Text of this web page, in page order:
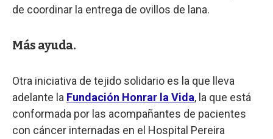
de coordinar la entrega de ovillos de lana.
Más ayuda.
Otra iniciativa de tejido solidario es la que lleva
adelante la Fundación Honrar la Vida, la que está
conformada por las acompañantes de pacientes
con cáncer internadas en el Hospital Pereira